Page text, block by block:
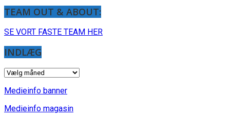
TEAM OUT & ABOUT:
SE VORT FASTE TEAM HER
INDLÆG
INDLÆG
Medieinfo banner
Medieinfo magasin